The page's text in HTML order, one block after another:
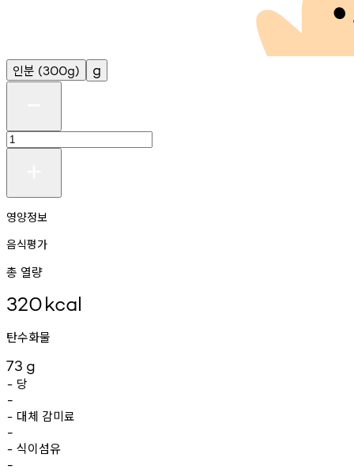
인분 (300g) g
영양정보
음식평가
총 열량
320kcal
탄수화물
73 g
- 당
-
- 대체 감미료
-
- 식이섬유
-